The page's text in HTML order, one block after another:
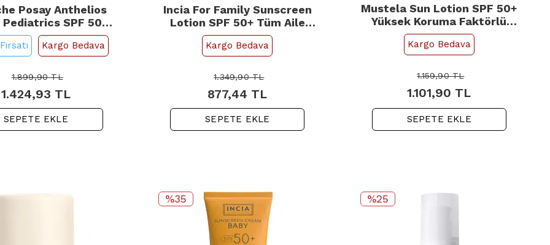
Posay Anthelios
Pediatrics SPF 50+
İçin Güneş Losyonu
250mlKargo Bedava
1.899,90TL
1.424,93 TL
SEPETE EKLE
Incia For Family Sunscreen
Lotion SPF 50+ Tüm Aile
Güneş Koruyucu Losyon
100ml
Kargo Bedava
1.349,90TL
877,44 TL
SEPETE EKLE
Mustela Sun Lotion SPF 50+
Yüksek Koruma Faktörlü
Güneş Losyonu 100ml
Kargo Bedava
1.159,90TL
1.101,90 TL
SEPETE EKLE
%35 %25